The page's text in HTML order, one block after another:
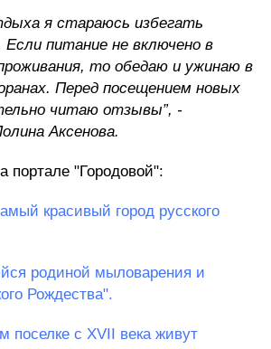
я стараюсь избегать
Если питание не включено в
то обедаю и ужинаю в
Перед посещением новых
читаю отзывы”, -
Аксенова.
портале "Городовой":
красивый город русского
родиной мыловарения и
Рождества".
поселке с XVII века живут